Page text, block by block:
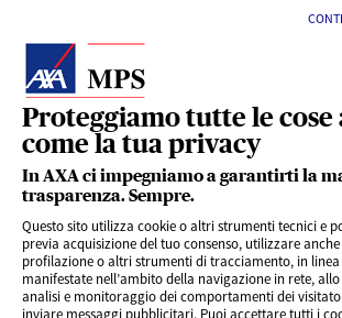
Proteggiamo tutte le cose
come la tua privacy
In AXA ci impegniamo a garantirti la
trasparenza. Sempre.
Questo sito utilizza cookie o altri strumenti tecnici e
previa acquisizione del tuo consenso, utilizzare
profilazione o altri strumenti di tracciamento, in linea
manifestate nell’ambito della navigazione in rete,
analisi e monitoraggio dei comportamenti dei
inviare messaggi pubblicitari. Puoi accettare tutti i
LINK UTILI
SERVIZI AL CLIENTE
CHI SIAMO